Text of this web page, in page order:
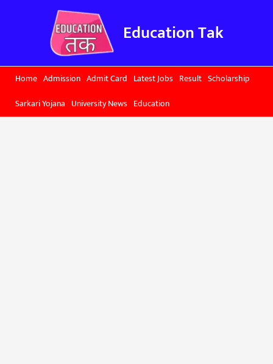
Education Tak
Home Admission Admit Card Latest Jobs Result Scholarship
Sarkari Yojana University News Education